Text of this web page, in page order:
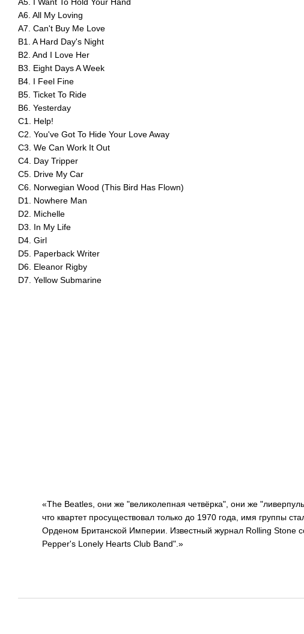
A6. All My Loving
A7. Can't Buy Me Love
B1. A Hard Day's Night
B2. And I Love Her
B3. Eight Days A Week
B4. I Feel Fine
B5. Ticket To Ride
B6. Yesterday
C1. Help!
C2. You've Got To Hide Your Love Away
C3. We Can Work It Out
C4. Day Tripper
C5. Drive My Car
C6. Norwegian Wood (This Bird Has Flown)
D1. Nowhere Man
D2. Michelle
D3. In My Life
D4. Girl
D5. Paperback Writer
D6. Eleanor Rigby
D7. Yellow Submarine
«The Beatles, они же "великолепная четвёрка", они же
что квартет просуществовал только до 1970 года, имя группы
Орденом Британской Империи. Известный журнал Rolling Stone
Pepper's Lonely Hearts Club Band".»